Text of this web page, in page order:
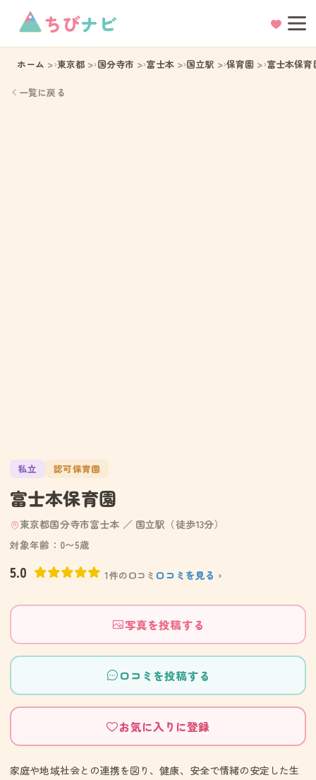
ちびナビ
ホーム 東京都 国分寺市 富士本 国立駅 保育園 富士本保育
一覧に戻る
私立 認可保育園
富士本保育園
東京都国分寺市富士本 ／ 国立駅（徒歩13分）
対象年齢：0〜5歳
5.0 1件の口コミ 口コミを見る ›
写真を投稿する
口コミを投稿する
お気に入りに登録
家庭や地域社会との連携を図り、健康、安全で情緒の安定した生